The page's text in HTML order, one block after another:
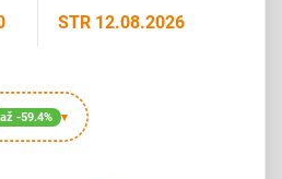
STR 12.08.2026
až -59.4% ▾